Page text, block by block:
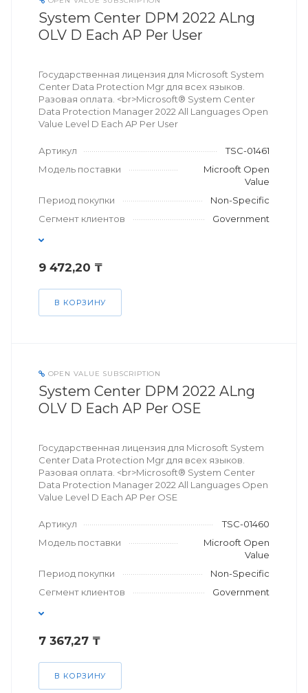
System Center DPM 2022 ALng
OLV D Each AP Per User
Государственная лицензия для Microsoft System
Center Data Protection Mgr для всех языков.
Разовая оплата. <br>Microsoft® System Center
Data Protection Manager 2022 All Languages Open
Value Level D Each AP Per User
Артикул
TSC-01461
Модель поставки
Microoft Open
Value
Период покупки
Non-Specific
Сегмент клиентов
Government
9 472,20 ₸
В КОРЗИНУ
OPEN VALUE SUBSCRIPTION
System Center DPM 2022 ALng
OLV D Each AP Per OSE
Государственная лицензия для Microsoft System
Center Data Protection Mgr для всех языков.
Разовая оплата. <br>Microsoft® System Center
Data Protection Manager 2022 All Languages Open
Value Level D Each AP Per OSE
Артикул
TSC-01460
Модель поставки
Microoft Open
Value
Период покупки
Non-Specific
Сегмент клиентов
Government
7 367,27 ₸
В КОРЗИНУ